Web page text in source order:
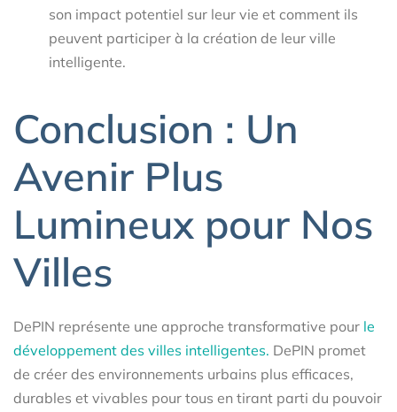
son impact potentiel sur leur vie et comment ils
peuvent participer à la création de leur ville
intelligente.
Conclusion : Un
Avenir Plus
Lumineux pour Nos
Villes
DePIN représente une approche transformative pour le
développement des villes intelligentes. DePIN promet
de créer des environnements urbains plus efficaces,
durables et vivables pour tous en tirant parti du pouvoir